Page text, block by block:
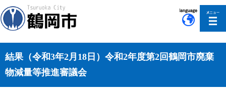
結果（令和3年2月18日）令和2年度第2回鶴岡市廃棄
物減量等推進審議会